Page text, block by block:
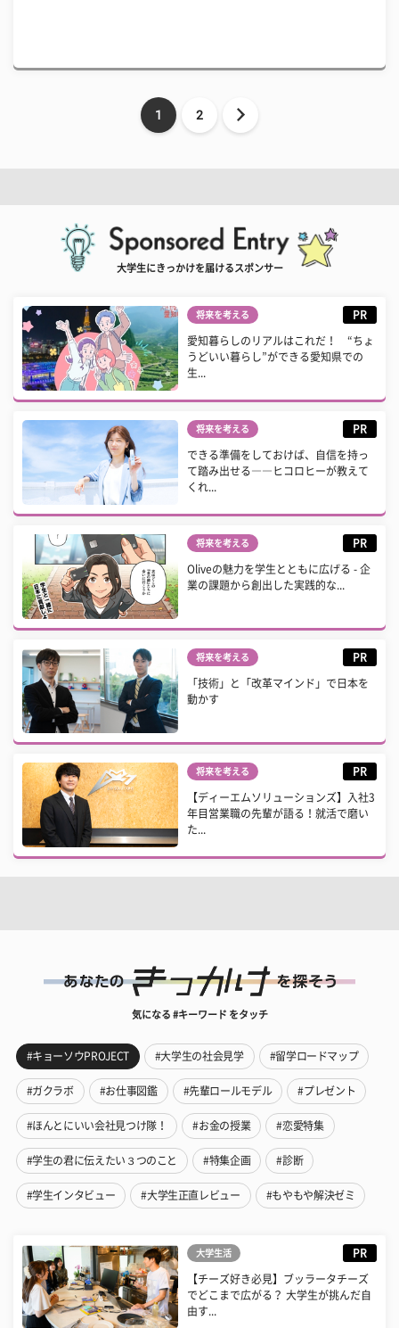
1 2
大学生にきっかけを届けるスポンサー
将来を考える PR
愛知暮らしのリアルはこれだ！ “ちょ
うどいい暮らし”ができる愛知県での
生...
将来を考える PR
できる準備をしておけば、自信を持っ
て踏み出せる――ヒコロヒーが教えて
くれ...
将来を考える PR
Oliveの魅力を学生とともに広げる - 企
業の課題から創出した実践的な...
将来を考える PR
「技術」と「改革マインド」で日本を
動かす
将来を考える PR
【ディーエムソリューションズ】入社3
年目営業職の先輩が語る！就活で磨い
た...
気になる #キーワード をタッチ
#キョーソウPROJECT #大学生の社会見学 #留学ロードマップ
#ガクラボ #お仕事図鑑 #先輩ロールモデル #プレゼント
#ほんとにいい会社見つけ隊！ #お金の授業 #恋愛特集
#学生の君に伝えたい３つのこと #特集企画 #診断
#学生インタビュー #大学生正直レビュー #もやもや解決ゼミ
大学生活 PR
【チーズ好き必見】ブッラータチーズ
でどこまで広がる？ 大学生が挑んだ自
由す...